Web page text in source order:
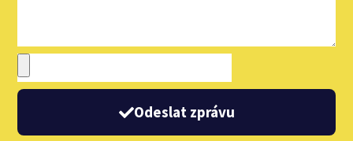
Odeslat zprávu